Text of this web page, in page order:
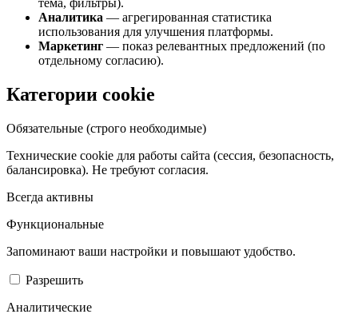
тема, фильтры).
Аналитика — агрегированная статистика
использования для улучшения платформы.
Маркетинг — показ релевантных предложений (по
отдельному согласию).
Категории cookie
Обязательные (строго необходимые)
Технические cookie для работы сайта (сессия, безопасность,
балансировка). Не требуют согласия.
Всегда активны
Функциональные
Запоминают ваши настройки и повышают удобство.
Разрешить
Аналитические